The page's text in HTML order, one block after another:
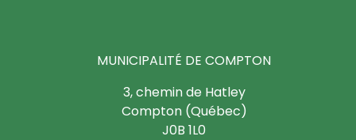
MUNICIPALITÉ DE COMPTON
3, chemin de Hatley
Compton (Québec)
J0B 1L0